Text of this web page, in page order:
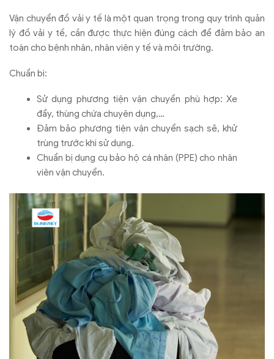
Vận chuyển đồ vải y tế là một quan trọng trong quy trình quản
lý đồ vải y tế, cần được thực hiện đúng cách để đảm bảo an
toàn cho bệnh nhân, nhân viên y tế và môi trường.
Chuẩn bị:
Sử dụng phương tiện vận chuyển phù hợp: Xe
đẩy, thùng chứa chuyên dụng,…
Đảm bảo phương tiện vận chuyển sạch sẽ, khử
trùng trước khi sử dụng.
Chuẩn bị dụng cụ bảo hộ cá nhân (PPE) cho nhân
viên vận chuyển.